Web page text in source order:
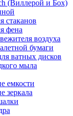
(Виллерой и Бох)
стаканов
фена
воздуха
бумаги
ватных дисков
мыла
емкости
зеркала